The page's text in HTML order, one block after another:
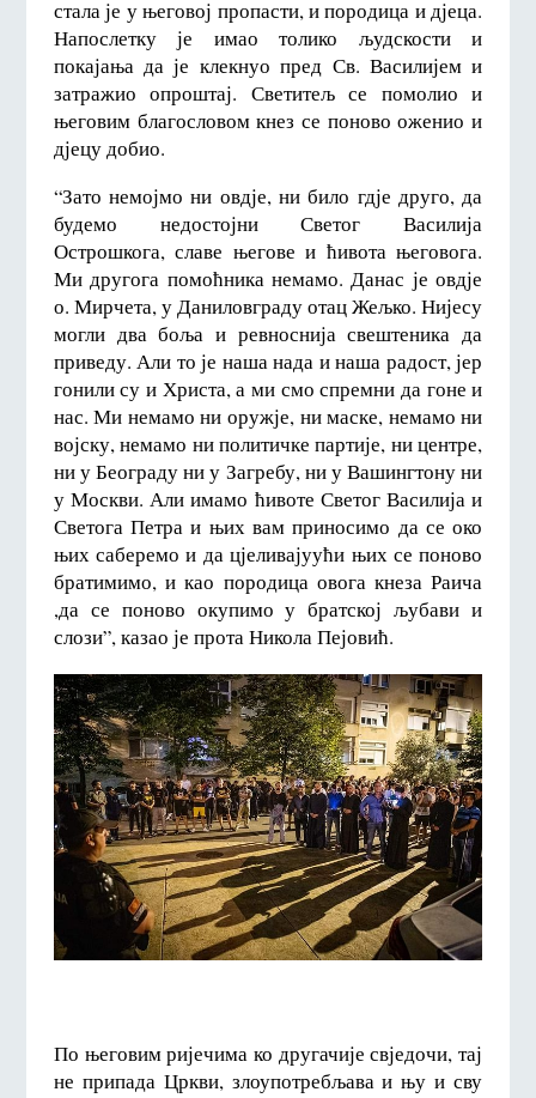
стала је у његовој пропасти, и породица и дјеца.
Напослетку је имао толико људскости и
покајања да је клекнуо пред Св. Василијем и
затражио опроштај. Светитељ се помолио и
његовим благословом кнез се поново оженио и
дјецу добио.
“Зато немојмо ни овдје, ни било гдје друго, да
будемо недостојни Светог Василија
Острошкога, славе његове и ћивота његовога.
Ми другога помоћника немамо. Данас је овдје
о. Мирчета, у Даниловграду отац Жељко. Нијесу
могли два боља и ревноснија свештеника да
приведу. Али то је наша нада и наша радост, јер
гонили су и Христа, а ми смо спремни да гоне и
нас. Ми немамо ни оружје, ни маске, немамо ни
војску, немамо ни политичке партије, ни центре,
ни у Београду ни у Загребу, ни у Вашингтону ни
у Москви. Али имамо ћивоте Светог Василија и
Светога Петра и њих вам приносимо да се око
њих саберемо и да цјеливајуући њих се поново
братимимо, и као породица овога кнеза Раича
,да се поново окупимо у братској љубави и
слози”, казао је прота Никола Пејовић.
По његовим ријечима ко другачије свједочи, тај
не припада Цркви, злоупотребљава и њу и сву